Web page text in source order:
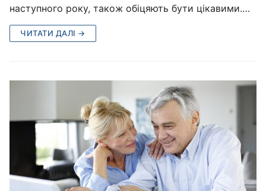
наступного року, також обіцяють бути цікавими.…
ЧИТАТИ ДАЛІ →